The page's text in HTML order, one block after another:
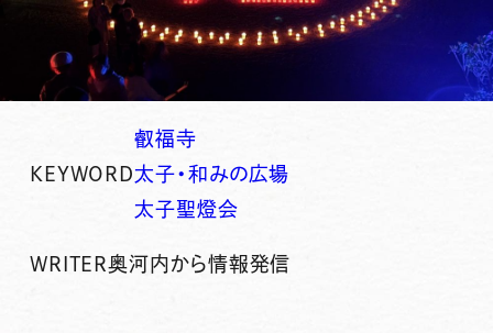
KEYWORD
叡福寺
太子・和みの広場
太子聖燈会
WRITER奥河内から情報発信